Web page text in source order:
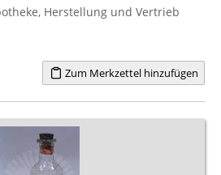
Herstellung und Vertrieb
Zum Merkzettel hinzufügen